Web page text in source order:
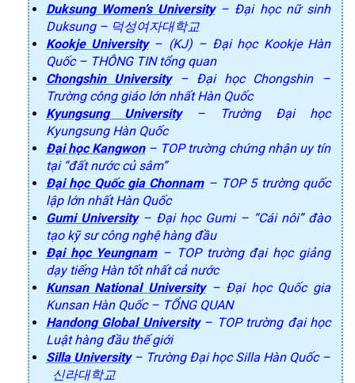
Duksung Women’s University– Đại học nữ sinh
Duksung – 덕성여자대학교
Kookje University– (KJ) – Đại học Kookje Hàn
Quốc – THÔNG TIN tổng quan
Chongshin University– Đại học Chongshin –
Trường công giáo lớn nhất Hàn Quốc
Kyungsung University– Trường Đại học
Kyungsung Hàn Quốc
Đại học Kangwon– TOP trường chứng nhận uy tín
tại “đất nước củ sâm”
Đại học Quốc gia Chonnam– TOP 5 trường quốc
lập lớn nhất Hàn Quốc
Gumi University– Đại học Gumi – “Cái nôi” đào
tạo kỹ sư công nghệ hàng đầu
Đại học Yeungnam– TOP trường đại học giảng
dạy tiếng Hàn tốt nhất cả nước
Kunsan National University– Đại học Quốc gia
Kunsan Hàn Quốc – TỔNG QUAN
Handong Global University– TOP trường đại học
Luật hàng đầu thế giới
Silla University– Trường Đại học Silla Hàn Quốc –
신라대학교